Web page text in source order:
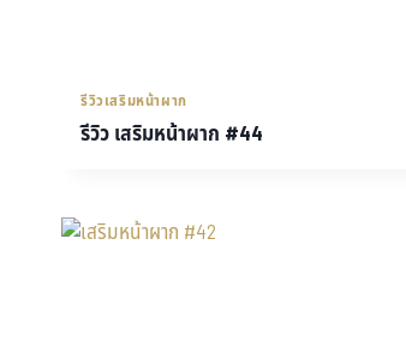
รีวิวเสริมหน้าผาก
รีวิว เสริมหน้าผาก #44